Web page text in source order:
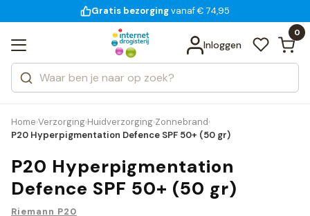
voor 18:00 uur besteld
Gratis bezorgingvanaf € 74,95
14 dagen bedenktijd
Inloggen
0
Zoeken
Categorieën
Merken
Bekijk alle resultaten
Home›Verzorging›Huidverzorging›Zonnebrand›
P20 Hyperpigmentation Defence SPF 50+ (50 gr)
P20 Hyperpigmentation
Defence SPF 50+ (50 gr)
Riemann P20